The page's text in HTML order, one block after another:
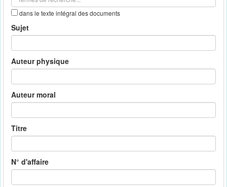
dans le texte intégral des documents
Sujet
Auteur physique
Auteur moral
Titre
N° d'affaire